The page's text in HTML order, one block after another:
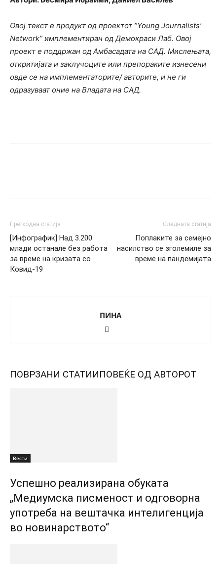
Овој текст е продукт од проектот “Young Journalists’
Network” имплементиран од Демокраси Лаб. Овој
проект е поддржан од Амбасадата на САД. Мислењата,
откритијата и заклучоците или препораките изнесени
овде се на имплементаторите/ авторите, и не ги
одразуваат оние на Владата на САД.
Претходна статија
[Инфографик] Над 3.200
млади останале без работа
за време на кризата со
Ковид-19
Следната статија
Поплаките за семејно
насилство се зголемиле за
време на пандемијата
ПИНА
ПОВРЗАНИ СТАТИИПОВЕЌЕ ОД АВТОРОТ
Вести
Успешно реализирана обуката
„Медиумска писменост и одговорна
употреба на вештачка интелигенција
во новинарството“